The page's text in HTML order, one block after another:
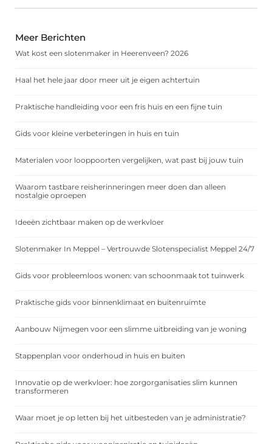
Meer Berichten
Wat kost een slotenmaker in Heerenveen? 2026
Haal het hele jaar door meer uit je eigen achtertuin
Praktische handleiding voor een fris huis en een fijne tuin
Gids voor kleine verbeteringen in huis en tuin
Materialen voor looppoorten vergelijken, wat past bij jouw tuin
Waarom tastbare reisherinneringen meer doen dan alleen
nostalgie oproepen
Ideeën zichtbaar maken op de werkvloer
Slotenmaker In Meppel – Vertrouwde Slotenspecialist Meppel 24/7
Gids voor probleemloos wonen: van schoonmaak tot tuinwerk
Praktische gids voor binnenklimaat en buitenruimte
Aanbouw Nijmegen voor een slimme uitbreiding van je woning
Stappenplan voor onderhoud in huis en buiten
Innovatie op de werkvloer: hoe zorgorganisaties slim kunnen
transformeren
Waar moet je op letten bij het uitbesteden van je administratie?